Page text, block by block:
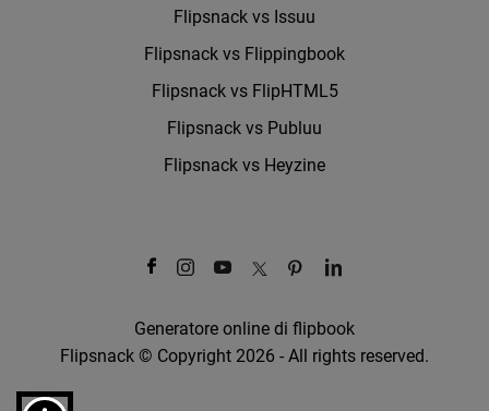
Flipsnack vs Issuu
Flipsnack vs Flippingbook
Flipsnack vs FlipHTML5
Flipsnack vs Publuu
Flipsnack vs Heyzine
Generatore online di flipbook
Flipsnack © Copyright 2026 - All rights reserved.